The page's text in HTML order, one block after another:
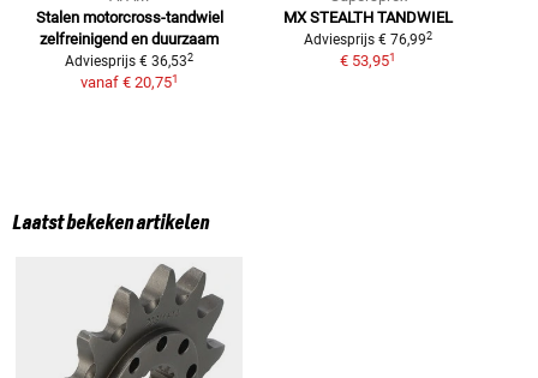
Stalen motorcross-tandwiel
zelfreinigend en duurzaam
Adviesprijs € 36,532
vanaf € 20,751
MX STEALTH TANDWIEL
Adviesprijs € 76,992
€ 53,951
Laatst bekeken artikelen